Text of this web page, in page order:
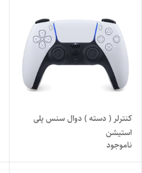
کنترلر ( دسته ) دوال سنس پلی
استیشن
ناموجود